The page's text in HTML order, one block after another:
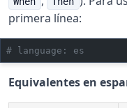
primera línea:
# language: es
Equivalentes en